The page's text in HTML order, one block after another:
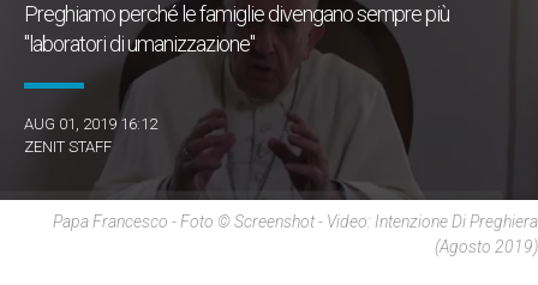
Preghiamo perché le famiglie divengano sempre più
"laboratori di umanizzazione"
AUG 01, 2019 16:12
ZENIT STAFF
Papa Francesco - Foto © Screenshot - Video: Intenzione Di Preghiera
(agosto 2019)